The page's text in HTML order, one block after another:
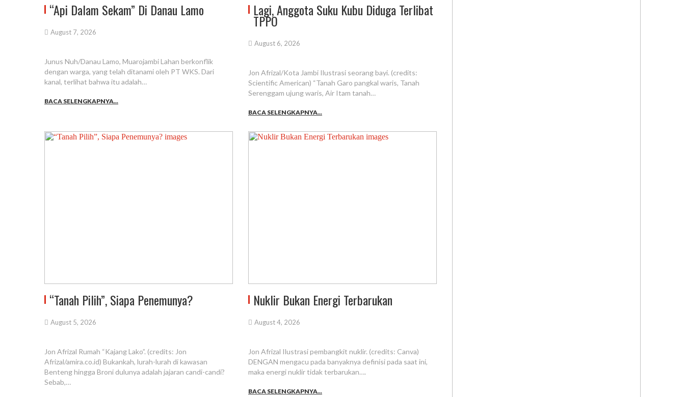
“Api Dalam Sekam” Di Danau Lamo
August 7, 2026
Junus Nuh/Danau Lamo, Muarojambi Lahan berkonflik
dengan warga, yang telah ditanami oleh PT WKS. Dari
kanal, terlihat bahwa itu adalah…
BACA SELENGKAPNYA...
Lagi, Anggota Suku Kubu Diduga Terlibat
TPPO
August 6, 2026
Jon Afrizal/Kota Jambi Ilustrasi seorang bayi. (credits:
Scientific American) “Tanah Garo pangkal waris, Tanah
Serenggam ujung waris, Air Itam tanah…
BACA SELENGKAPNYA...
“Tanah Pilih”, Siapa Penemunya?
August 5, 2026
Jon Afrizal Rumah “Kajang Lako”. (credits: Jon
Afrizal/amira.co.id) Bukankah, lurah-lurah di kawasan
Benteng hingga Broni dulunya adalah jajaran candi-candi?
Sebab,…
Nuklir Bukan Energi Terbarukan
August 4, 2026
Jon Afrizal Ilustrasi pembangkit nuklir. (credits: Canva)
DENGAN mengacu pada banyaknya definisi pada saat ini,
maka energi nuklir tidak terbarukan….
BACA SELENGKAPNYA...